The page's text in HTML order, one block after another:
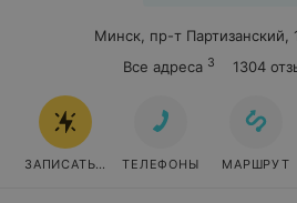
Минск, пр-т Партизанский,
Все адреса 3 1304
ЗАПИСАТЬСЯ ОНЛАЙН
ТЕЛЕФОНЫ МАРШРУТ